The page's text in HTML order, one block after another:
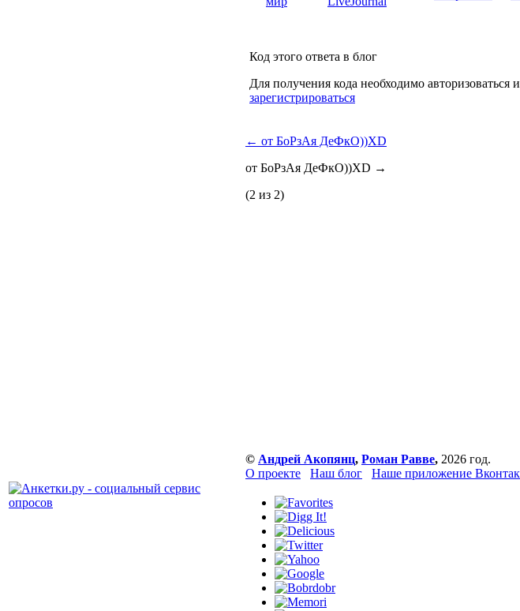
Код этого ответа в блог
Для получения кода необходимо авторизоваться
зарегистрироваться
← от БоРзАя ДеФкО))XD
от БоРзАя ДеФкО))XD →
(2 из 2)
© Андрей Акопянц, Роман Равве, 2026 год.
О проекте
Наш блог Наше приложение